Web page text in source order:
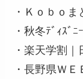
・Ｋｏｂｏま
・秋冬ﾃﾞｨｽﾞ
・楽天学割｜
・長野県ＷＥ